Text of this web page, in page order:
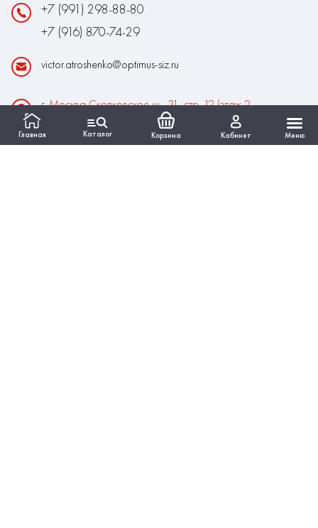
Главная Каталог Корзина Кабинет Меню
+7 (991) 298-88-80
+7 (916) 870-74-29
victor.atroshenko@optimus-siz.ru
г. Москва Сколковское ш., 31, стр. 12 (этаж 2,
помещение 22)
Время работы: